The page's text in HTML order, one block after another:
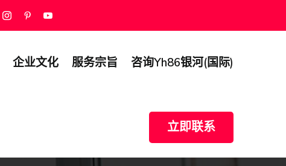
企业文化 服务宗旨 咨询yh86银河(国际)
立即联系